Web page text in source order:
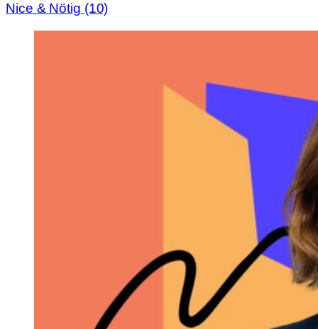
Nice & Nötig (10)